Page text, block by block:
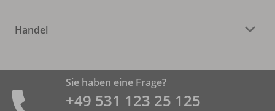
Handel
Sie haben eine Frage?
+49 531 ­123 25 125